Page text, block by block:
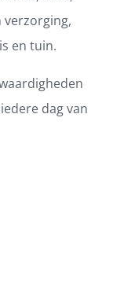
verzorging,
en tuin.
dag van